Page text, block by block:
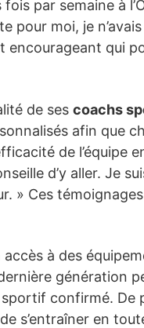
par semaine à
pour moi, je
encourageant qui
de ses coachs
afin que
de l’équipe
d’y aller. Je
» Ces
à des
génération
confirmé. De
s’entraîner en